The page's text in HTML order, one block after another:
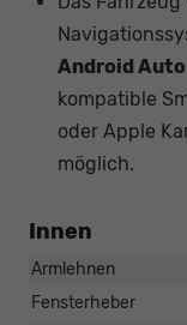
Android Auto
kompatible
oder Apple
möglich.
Innen
Armlehnen
Fensterheber